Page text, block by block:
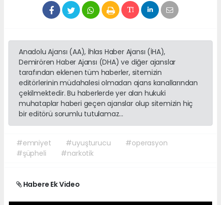
Anadolu Ajansı (AA), İhlas Haber Ajansı (İHA),
Demirören Haber Ajansı (DHA) ve diğer ajanslar
tarafından eklenen tüm haberler, sitemizin
editörlerinin müdahalesi olmadan ajans kanallarından
çekilmektedir. Bu haberlerde yer alan hukuki
muhataplar haberi geçen ajanslar olup sitemizin hiç
bir editörü sorumlu tutulamaz...
#emniyet #uyuşturucu
#operasyon
#şüpheli
#narkotik
Habere Ek Video